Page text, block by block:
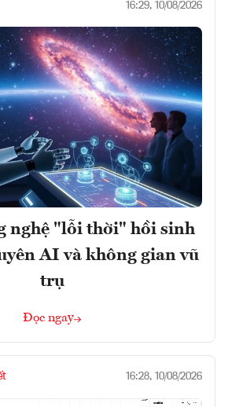
16:29, 10/08/2026
nghệ "lỗi thời" hồi sinh
AI và không gian vũ
trụ
Đọc ngay
16:28, 10/08/2026